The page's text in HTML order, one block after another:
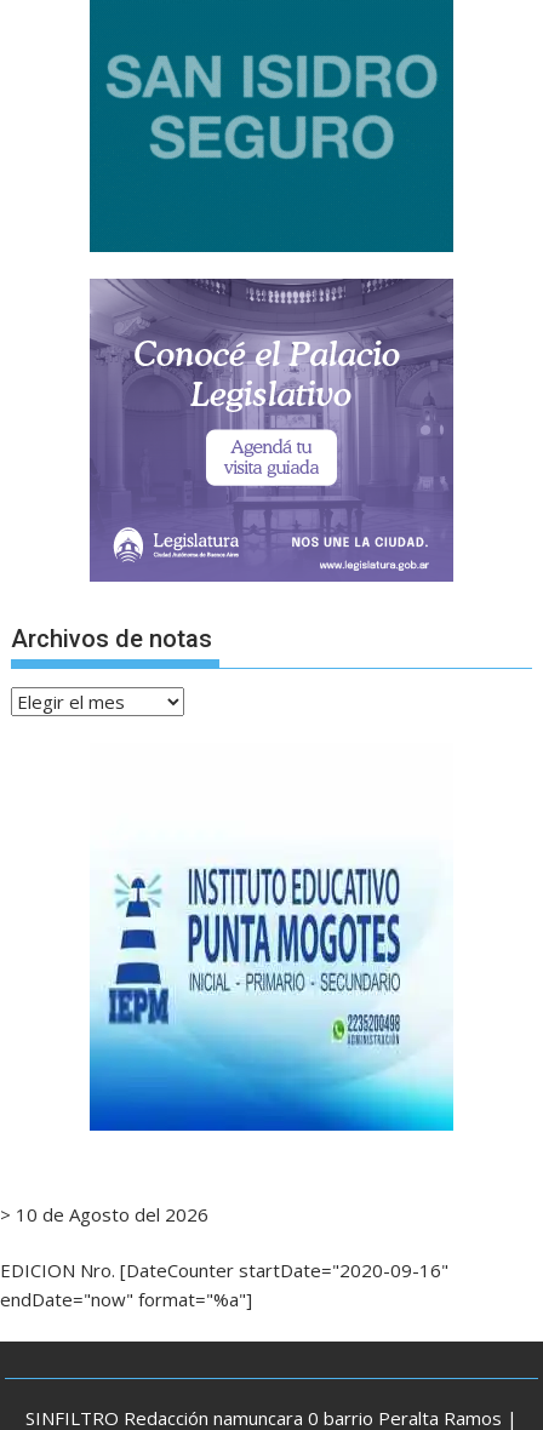
Archivos de notas
Archivos
> 10 de Agosto del 2026
EDICION Nro. [DateCounter startDate="2020-09-16"
endDate="now" format="%a"]
SINFILTRO Redacción namuncara 0 barrio Peralta Ramos |